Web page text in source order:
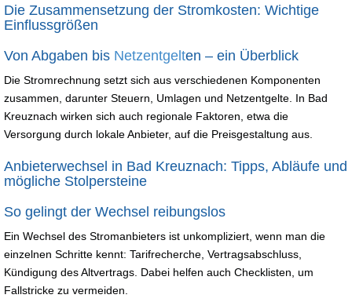
Die Zusammensetzung der Stromkosten: Wichtige
Einflussgrößen
Von Abgaben bis Netzentgelten – ein Überblick
Die Stromrechnung setzt sich aus verschiedenen Komponenten
zusammen, darunter Steuern, Umlagen und Netzentgelte. In Bad
Kreuznach wirken sich auch regionale Faktoren, etwa die
Versorgung durch lokale Anbieter, auf die Preisgestaltung aus.
Anbieterwechsel in Bad Kreuznach: Tipps, Abläufe und
mögliche Stolpersteine
So gelingt der Wechsel reibungslos
Ein Wechsel des Stromanbieters ist unkompliziert, wenn man die
einzelnen Schritte kennt: Tarifrecherche, Vertragsabschluss,
Kündigung des Altvertrags. Dabei helfen auch Checklisten, um
Fallstricke zu vermeiden.